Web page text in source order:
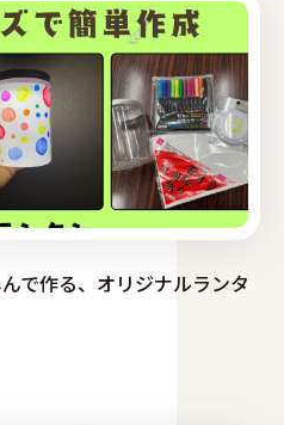
で作る、オリジナルランタ